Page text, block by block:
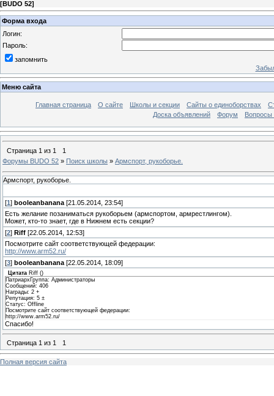
[BUDO 52]
Форма входа
Логин:
Пароль:
запомнить
Меню сайта
Главная страница О сайте Школы и секции Сайты о единоборствах
Доска объявлений
Форум Вопросы
Страница 1 из 1
1
Форумы BUDO 52 » Поиск школы » Армспорт, рукоборье.
Армспорт, рукоборье.
[1 ] booleanbanana [21.05.2014, 23:54]
Есть желание позаниматься рукоборьем (армспортом, армрестлингом).
Может, кто-то знает, где в Нижнем есть секции?
[2] Riff [22.05.2014, 12:53]
Посмотрите сайт соответствующей федерации:
http://www.arm52.ru/
[3] booleanbanana [22.05.2014, 18:09]
Цитата Riff ()
ПатриархГруппа: Администраторы
Сообщений: 406
Награды: 2 +
Репутация: 5 ±
Статус: Offline
Посмотрите сайт соответствующей федерации:
http://www.arm52.ru/
Спасибо!
Страница 1 из 1 1
Полная версия сайта